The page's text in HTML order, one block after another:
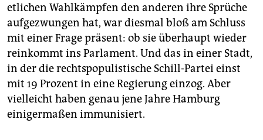
etlichen Wahlkämpfen den anderen ihre Sprüche
aufgezwungen hat, war diesmal bloß am Schluss
mit einer Frage präsent: ob sie überhaupt wieder
reinkommt ins Parlament. Und das in einer Stadt,
in der die rechtspopulistische Schill-Partei einst
mit 19 Prozent in eine Regierung einzog. Aber
vielleicht haben genau jene Jahre Hamburg
einigermaßen immunisiert.